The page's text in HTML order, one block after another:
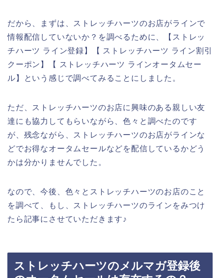
だから、まずは、ストレッチハーツのお店がラインで
情報配信していないか？を調べるために、【ストレッ
チハーツ ライン登録】【 ストレッチハーツ ライン割引
クーポン】【 ストレッチハーツ ラインオータムセー
ル】という感じで調べてみることにしました。
ただ、ストレッチハーツのお店に興味のある親しい友
達にも協力してもらいながら、色々と調べたのです
が、残念ながら、ストレッチハーツのお店がラインな
どでお得なオータムセールなどを配信しているかどう
かは分かりませんでした。
なので、今後、色々とストレッチハーツのお店のこと
を調べて、もし、ストレッチハーツのラインをみつけ
たら記事にさせていただきます♪
ストレッチハーツのメルマガ登録後